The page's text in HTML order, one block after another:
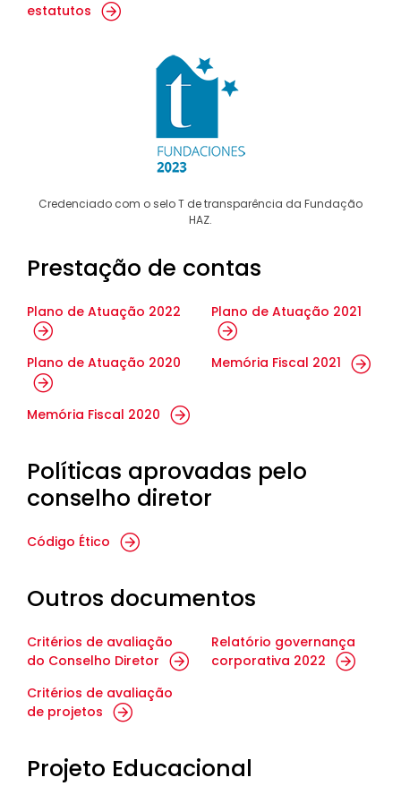
estatutos
Credenciado com o selo T de transparência da Fundação
HAZ.
Prestação de contas
Plano de Atuação 2022 Plano de Atuação 2021
Plano de Atuação 2020 Memória Fiscal 2021
Memória Fiscal 2020
Políticas aprovadas pelo
conselho diretor
Código Ético
Outros documentos
Critérios de avaliação
do Conselho Diretor
Relatório governança
corporativa 2022
Critérios de avaliação
de projetos
Projeto Educacional